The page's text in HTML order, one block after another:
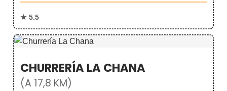
★ 5.5
CHURRERÍA LA CHANA
(A 17,8 KM)